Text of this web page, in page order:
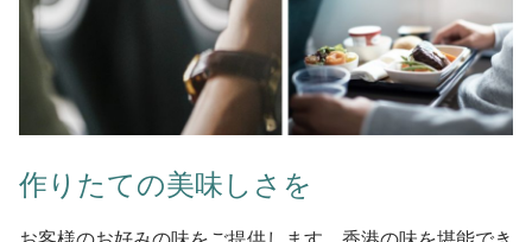
作りたての美味しさを